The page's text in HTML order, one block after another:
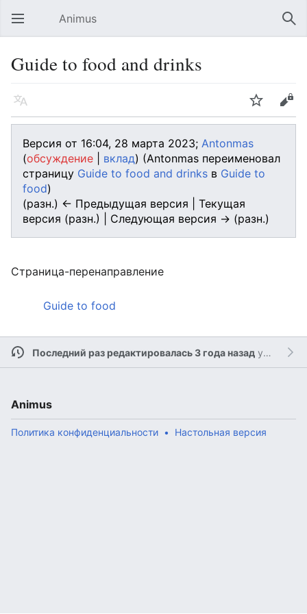
Открыть главное меню Animus
Guide to food and drinks
Язык Следить
Версия от 16:04, 28 марта 2023; Antonmas
(обсуждение вклад) (Antonmas переименовал
страницу Guide to food and drinks в Guide to
food)
(разн.) ← Предыдущая версия | Текущая
версия (разн.) | Следующая версия → (разн.)
Страница-перенаправление
Guide to food
Последний раз редактировалась 3 года назадучастником
Animus
Политика конфиденциальности Настольная версия